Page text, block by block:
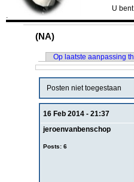
U bent
.
(NA)
Op laatste aanpassing
Posten niet toegestaan
16 Feb 2014 - 21:37
jeroenvanbenschop
Posts: 6